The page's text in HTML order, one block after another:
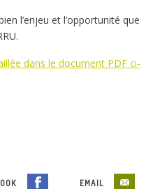
l’enjeu et l’opportunité que
dans le document PDF ci-
EMAIL